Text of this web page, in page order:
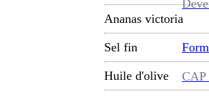
CAP
Ananas victoria
Sel fin
Huile d'olive